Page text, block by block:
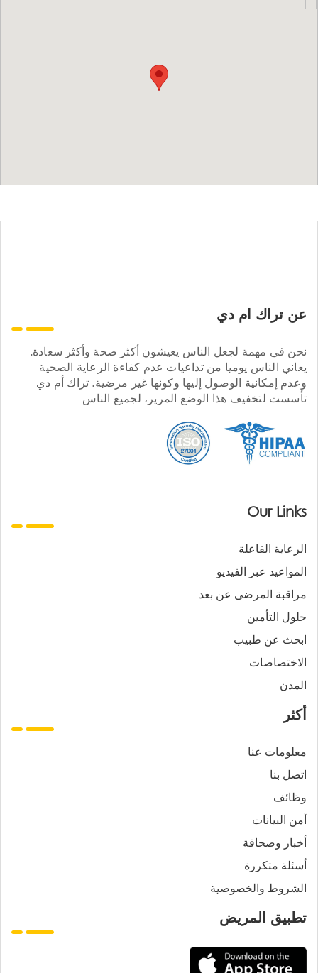
عن تراك ام دي
نحن في مهمة لجعل الناس يعيشون أكثر صحة وأكثر سعادة.
يعاني الناس يوميا من تداعيات عدم كفاءة الرعاية الصحية
وعدم إمكانية الوصول إليها وكونها غير مرضية. تراك أم دي
تأسست لتخفيف هذا الوضع المرير، لجميع الناس
Our Links
الرعاية الفاعلة
المواعيد عبر الفيديو
مراقبة المرضى عن بعد
حلول التأمين
ابحث عن طبيب
الاختصاصات
المدن
أكثر
معلومات عنا
اتصل بنا
وظائف
أمن البيانات
أخبار وصحافة
أسئلة متكررة
الشروط والخصوصية
تطبيق المريض